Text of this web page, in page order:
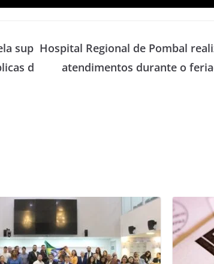
sup
d
Hospital Regional de Pombal
atendimentos durante o